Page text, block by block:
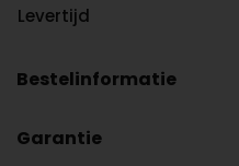
Levertijd
Bestelinformatie
een sanitaironderdeel
Garantie